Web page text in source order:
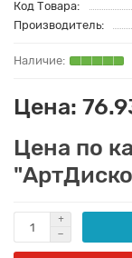
Код Товара:
Производитель:
Цена:
Цена по